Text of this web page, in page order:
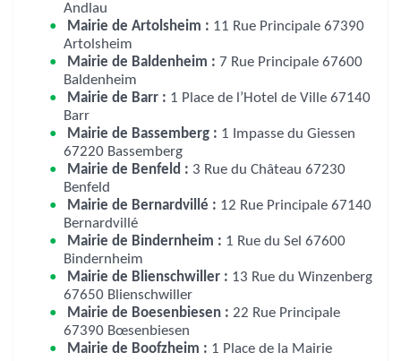
Andlau
Mairie de Artolsheim :
Artolsheim
Mairie de Baldenheim :
Baldenheim
Mairie de Barr :
Barr
Mairie de Bassemberg :
67220 Bassemberg
Mairie de Benfeld :
Benfeld
Mairie de Bernardvillé :
Bernardvillé
Mairie de Bindernheim :
Bindernheim
Mairie de Blienschwiller :
67650 Blienschwiller
Mairie de Boesenbiesen : 22 Rue Principale
67390 Bœsenbiesen
Mairie de Boofzheim :